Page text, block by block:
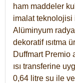
ham maddeler
imalat teknolojisi
Alüminyum
dekoratif ısıtma
Duffmart Premio
ısı transferine
0,64 litre su ile